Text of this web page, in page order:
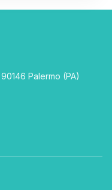
Palermo (PA)